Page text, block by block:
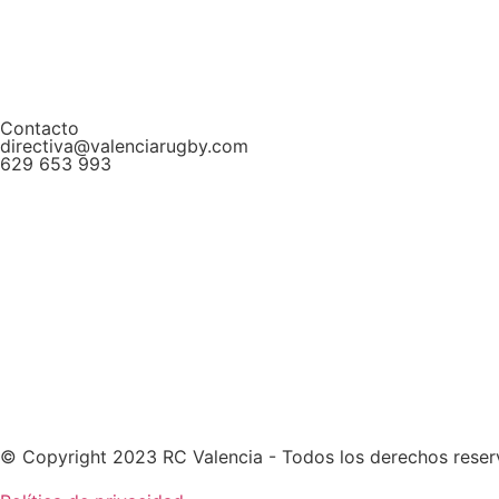
Contacto
directiva@valenciarugby.com
629 653 993
© Copyright 2023 RC Valencia - Todos los derechos